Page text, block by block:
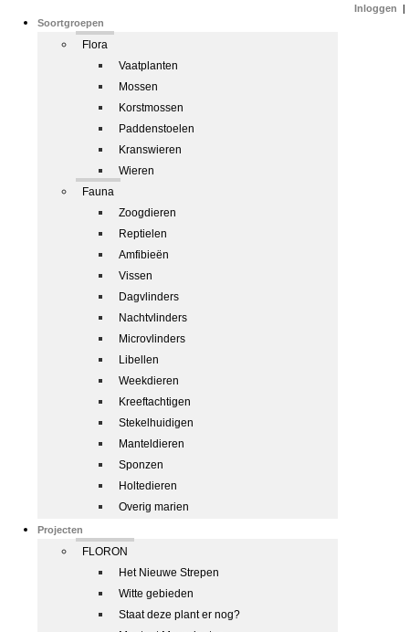
Soortgroepen
Flora
Vaatplanten
Mossen
Korstmossen
Paddenstoelen
Kranswieren
Wieren
Fauna
Zoogdieren
Reptielen
Amfibieën
Vissen
Dagvlinders
Nachtvlinders
Microvlinders
Libellen
Weekdieren
Kreeftachtigen
Stekelhuidigen
Manteldieren
Sponzen
Holtedieren
Overig marien
Projecten
FLORON
Het Nieuwe Strepen
Witte gebieden
Staat deze plant er nog?
Inloggen |